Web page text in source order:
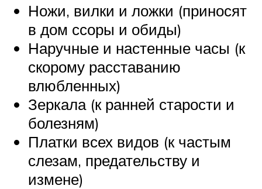
Ножи, вилки и ложки (приносят
в дом ссоры и обиды)
Наручные и настенные часы (к
скорому расставанию
влюбленных)
Зеркала (к ранней старости и
болезням)
Платки всех видов (к частым
слезам, предательству и
измене)